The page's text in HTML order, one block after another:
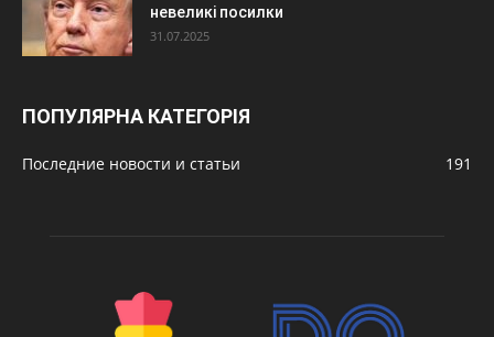
невеликі посилки
31.07.2025
ПОПУЛЯРНА КАТЕГОРІЯ
Последние новости и статьи 191